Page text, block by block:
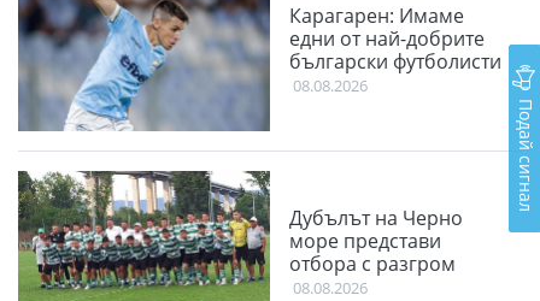
Карагарен: Имаме
едни от най-добрите
български футболисти
08.08.2026
Дубълът на Черно
море представи
отбора с разгром
08.08.2026
Подай сигнал